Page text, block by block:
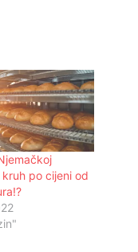
kruh po cijeni od